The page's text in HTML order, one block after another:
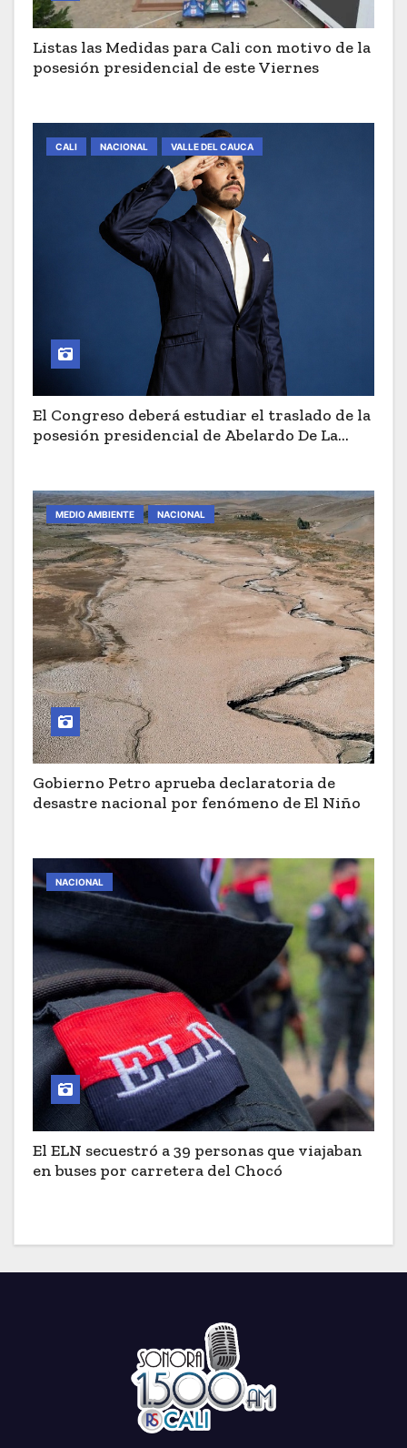
Listas las Medidas para Cali con motivo de la
posesión presidencial de este Viernes
CALI NACIONAL VALLE DEL CAUCA
El Congreso deberá estudiar el traslado de la
posesión presidencial de Abelardo De La
MEDIO AMBIENTE NACIONAL
Gobierno Petro aprueba declaratoria de
desastre nacional por fenómeno de El Niño
NACIONAL
El ELN secuestró a 39 personas que viajaban
en buses por carretera del Chocó